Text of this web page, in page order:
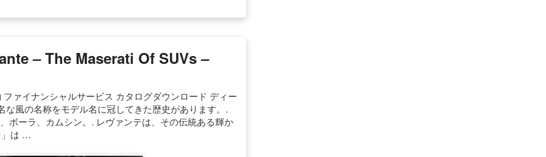
– The Maserati Of SUVs –
ァイナンシャルサービス カタログダウンロード ディー
風の名称をモデル名に冠してきた歴史があります。.
ボーラ、カムシン。. レヴァンテは、その伝統ある輝か
」は …